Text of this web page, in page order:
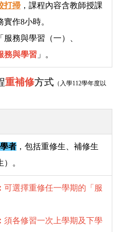
打掃 ，課程內容含教師授課
作8小時。
服務與學習（一）、
務與學習 」。
重補修方式 （入學112學年度以
者 ，包括重修生、補修生
。
可選擇重修任一學期的「服
須各修習一次上學期及下學